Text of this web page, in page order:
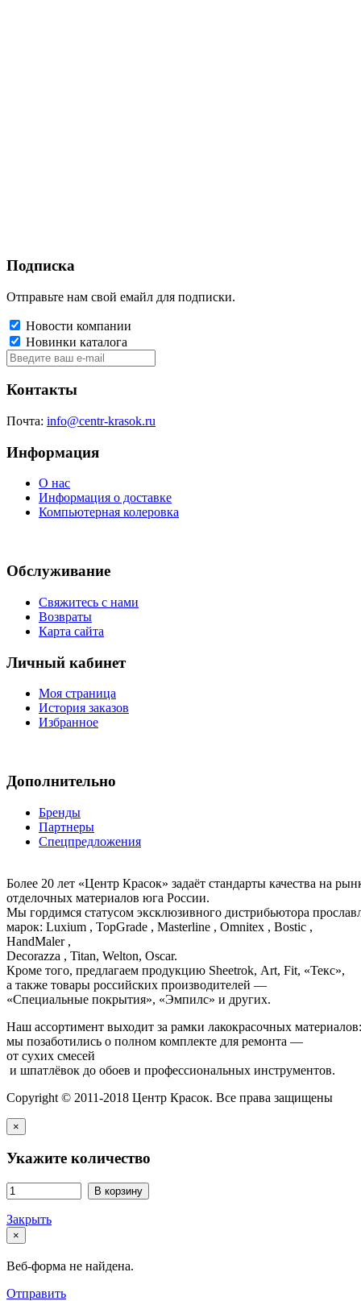
Подписка
Отправьте нам свой емайл для подписки.
Новости компании
Новинки каталога
Контакты
Почта: info@centr-krasok.ru
Информация
О нас
Информация о доставке
Компьютерная колеровка
Обслуживание
Свяжитесь с нами
Возвраты
Карта сайта
Личный кабинет
Моя страница
История заказов
Избранное
Дополнительно
Бренды
Партнеры
Спецпредложения
Более 20 лет «Центр Красок» задаёт стандарты качества на
отделочных материалов юга России.
Мы гордимся статусом эксклюзивного дистрибьютора
марок: Luxium , TopGrade , Masterline , Omnitex , Bostic ,
HandMaler ,
Decorazza , Titan, Welton, Oscar.
Кроме того, предлагаем продукцию Sheetrok, Art, Fit, «Текс»,
а также товары российских производителей —
«Специальные покрытия», «Эмпилс» и других.
Наш ассортимент выходит за рамки лакокрасочных
мы позаботились о полном комплекте для ремонта —
от сухих смесей
и шпатлёвок до обоев и профессиональных инструментов.
Copyright © 2011-2018 Центр Красок. Все права защищены
×
Укажите количество
В корзину
Закрыть
×
Веб-форма не найдена.
Отправить